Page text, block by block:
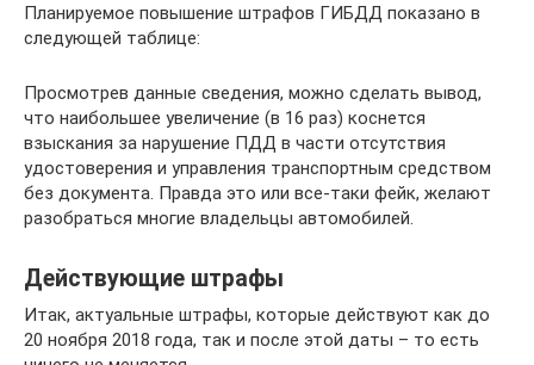
Планируемое повышение штрафов ГИБДД показано в
следующей таблице:
Просмотрев данные сведения, можно сделать вывод,
что наибольшее увеличение (в 16 раз) коснется
взыскания за нарушение ПДД в части отсутствия
удостоверения и управления транспортным средством
без документа. Правда это или все-таки фейк, желают
разобраться многие владельцы автомобилей.
Действующие штрафы
Итак, актуальные штрафы, которые действуют как до
20 ноября 2018 года, так и после этой даты – то есть